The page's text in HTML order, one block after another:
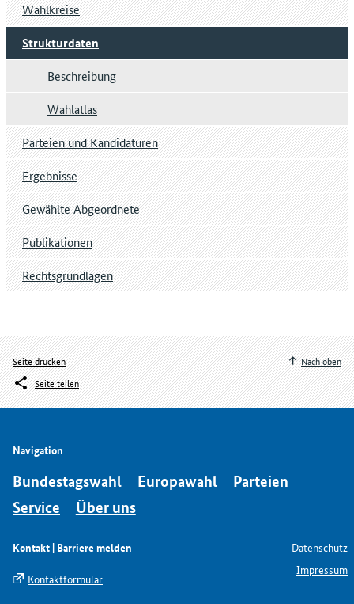
Wahlkreise
Strukturdaten
Beschreibung
Wahlatlas
Parteien und Kandidaturen
Ergebnisse
Gewählte Abgeordnete
Publikationen
Rechtsgrundlagen
Seite drucken
Seite teilen
Nach oben
Navigation
Bundestagswahl Europawahl
Parteien
Service
Über uns
Kontakt | Barriere melden
Kontaktformular
Datenschutz
Impressum